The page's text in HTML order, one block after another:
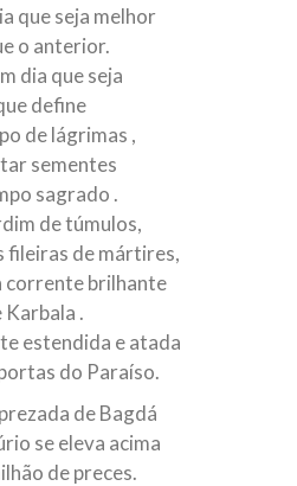
que seja melhor
o anterior.
dia que seja
define
de lágrimas ,
sementes
sagrado .
de túmulos,
fileiras de mártires,
corrente brilhante
Karbala .
estendida e atada
do Paraíso.
de Bagdá
se eleva acima
de preces.